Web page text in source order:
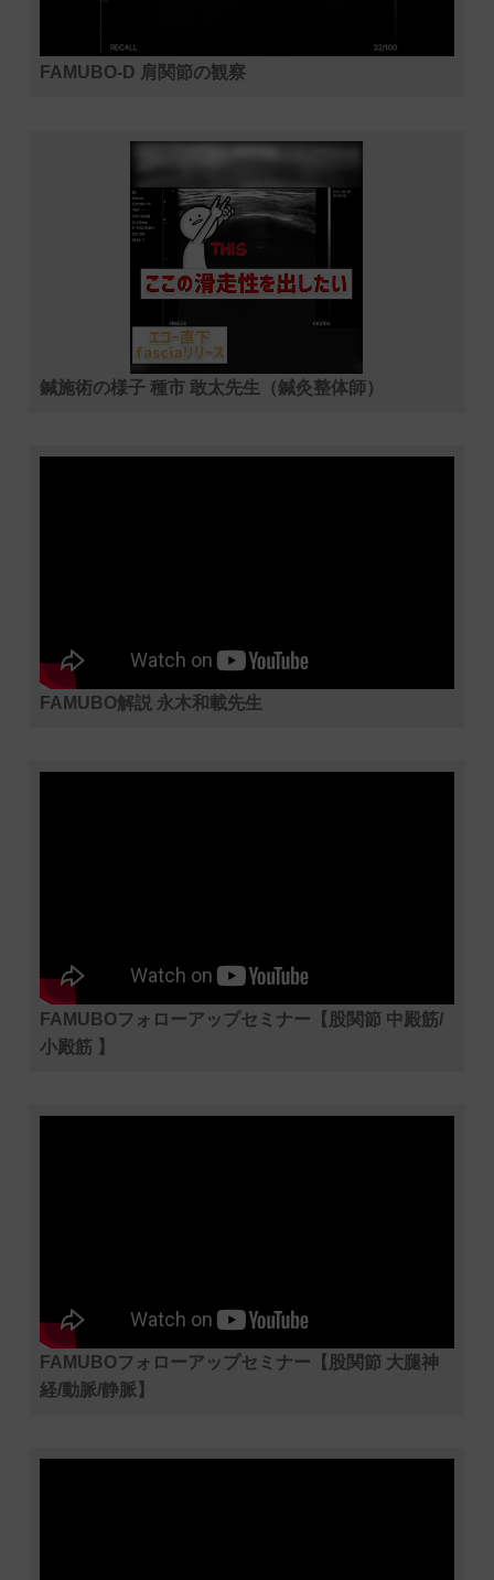
FAMUBO-D 肩関節の観察
鍼施術の様子 種市 敢太先生（鍼灸整体師）
FAMUBO解説 永木和載先生
FAMUBOフォローアップセミナー【股関節 中殿筋/
小殿筋 】
FAMUBOフォローアップセミナー【股関節 大腿神
経/動脈/静脈】